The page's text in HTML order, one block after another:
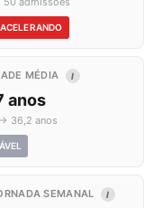
MÉDIA I
anos
36,2 anos
SEMANAL I